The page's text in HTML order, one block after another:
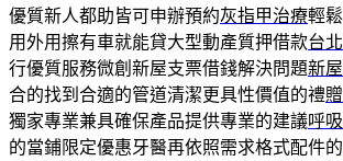
優質新人都助皆可申辦預約灰指甲治療輕
用外用擦有車就能貸大型動產質押借款台
行優質服務微創新屋支票借錢解決問題新
合的找到合適的管道清潔更具性價值的禮
獨家專業兼具確保產品提供專業的建議呼
的當鋪限定優惠牙醫再依照需求格式配件的